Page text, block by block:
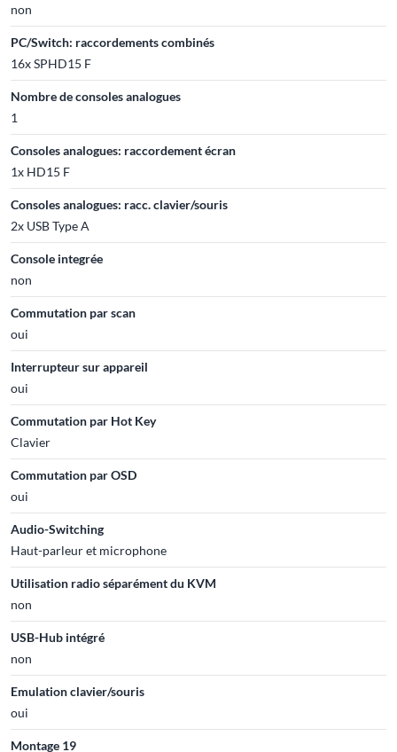
non
PC/Switch: raccordements combinés
16x SPHD15 F
Nombre de consoles analogues
1
Consoles analogues: raccordement écran
1x HD15 F
Consoles analogues: racc. clavier/souris
2x USB Type A
Console integrée
non
Commutation par scan
oui
Interrupteur sur appareil
oui
Commutation par Hot Key
Clavier
Commutation par OSD
oui
Audio-Switching
Haut-parleur et microphone
Utilisation radio séparément du KVM
non
USB-Hub intégré
non
Emulation clavier/souris
oui
Montage 19